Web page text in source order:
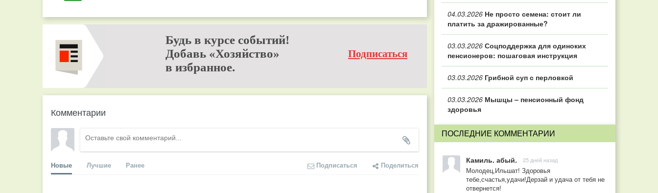
Будь в курсе событий!
Добавь «Хозяйство»
в избранное.
Подписаться
Комментарии
Новые Лучшие Ранее Подписаться Поделиться
04.03.2026 Не просто семена: стоит ли
платить за дражированные?
03.03.2026 Соцподдержка для одиноких
пенсионеров: пошаговая инструкция
03.03.2026 Грибной суп с перловкой
03.03.2026 Мышцы – пенсионный фонд
здоровья
ПОСЛЕДНИЕ КОММЕНТАРИИ
Камиль. абый. 25 дней назад
Молодец,Ильшат! Здоровья
тебе,счастья,удачи!Дерзай и удача от тебя не
отвернется!